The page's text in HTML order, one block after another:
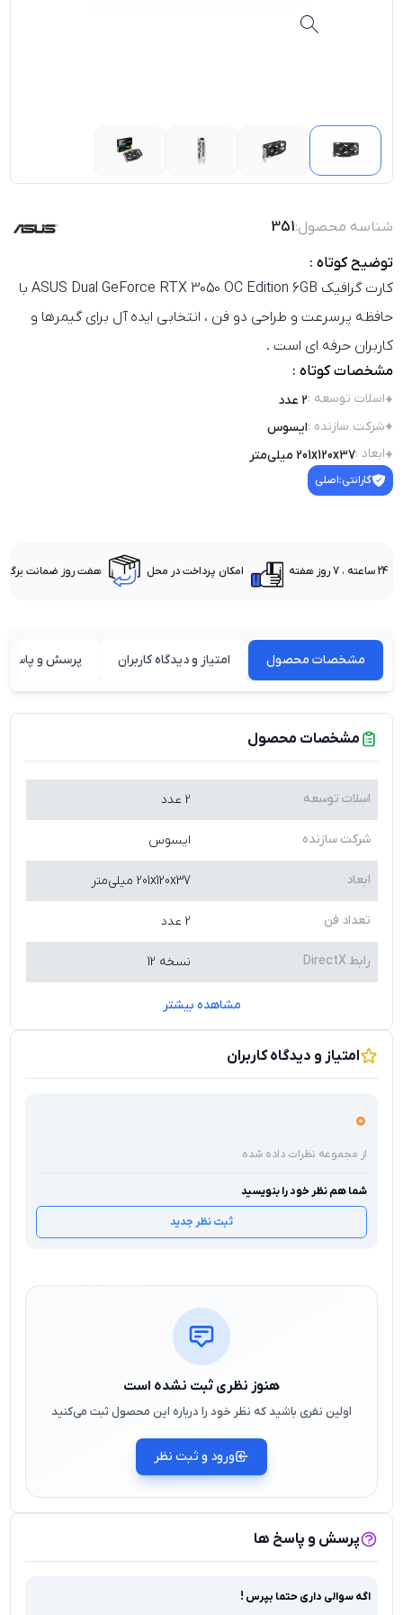
شناسه محصول:351
توضیح کوتاه :
کارت گرافیک ASUS Dual GeForce RTX 3050 OC Edition 6GB با
حافظه پرسرعت و طراحی دو فن ، انتخابی ایده‌ آل برای گیمرها و
کاربران حرفه‌ ای است .
مشخصات کوتاه :
اسلات توسعه :2 عدد
شرکت سازنده :ایسوس
ابعاد :201x120x37 میلی‌متر
گارانتی:اصلی
24 ساعته ، 7 روز هفته امکان پرداخت در محل هفت روز ضمانت
مشخصات محصول امتیاز و دیدگاه کاربران پرسش و پاسخ
مشخصات محصول
اسلات توسعه 2 عدد
شرکت سازنده ایسوس
ابعاد 201x120x37 میلی‌متر
تعداد فن 2 عدد
رابط DirectX نسخه 12
مشاهده بیشتر
امتیاز و دیدگاه کاربران
0
از مجموعه نظرات داده شده
شما هم نظر خود را بنویسید
ثبت نظر جدید
هنوز نظری ثبت نشده است
اولین نفری باشید که نظر خود را درباره این محصول ثبت می‌کنید
ورود و ثبت نظر
پرسش و پاسخ ها
اگه سوالی داری حتما بپرس !